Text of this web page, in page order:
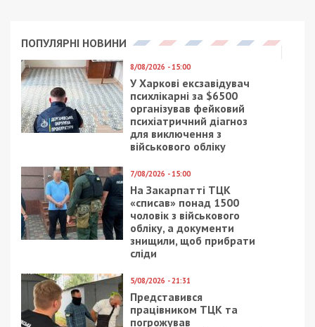
Читайте також
Предыдущая статья:
Президентские рейтинги: Порошенко все
меньше отстает от Зеленского
Следующая статья:
Днепровский бизнес-центр вредит
исторической застройке